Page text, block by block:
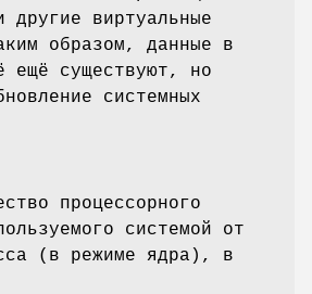
другие виртуальные
образом, данные в
ещё существуют, но
системных
процессорного
системой от
(в режиме ядра), в